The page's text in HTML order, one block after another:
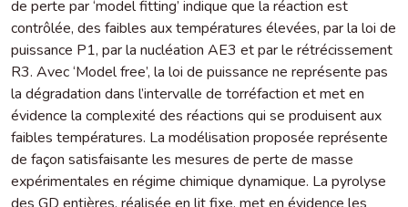
de perte par ‘model fitting’ indique que la réaction est
contrôlée, des faibles aux températures élevées, par la loi de
puissance P1, par la nucléation AE3 et par le rétrécissement
R3. Avec ‘Model free’, la loi de puissance ne représente pas
la dégradation dans l’intervalle de torréfaction et met en
évidence la complexité des réactions qui se produisent aux
faibles températures. La modélisation proposée représente
de façon satisfaisante les mesures de perte de masse
expérimentales en régime chimique dynamique. La pyrolyse